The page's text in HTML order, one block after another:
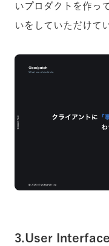
いプロダクトを作っ
いをしていただけて
3.User